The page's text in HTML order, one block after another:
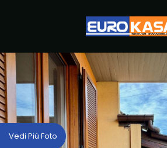
Vedi Più Foto
CHI
SIAMO
IMMOBILI
Contratto
Qualsiasi